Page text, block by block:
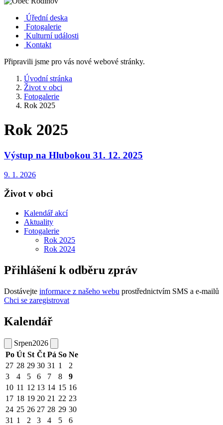
Úřední deska
Fotogalerie
Kulturní události
Kontakt
Připravili jsme pro vás nové webové stránky.
Úvodní stránka
Život v obci
Fotogalerie
Rok 2025
Rok 2025
Výstup na Hlubokou 31. 12. 2025
9. 1. 2026
Život v obci
Kalendář akcí
Aktuality
Fotogalerie
Rok 2025
Rok 2024
Přihlášení k odběru zpráv
Dostávejte informace z našeho webu prostřednictvím SMS a e-mailů
Chci se zaregistrovat
Kalendář
Srpen2026
Po Út St Čt Pá So Ne
27 28 29 30 31 1
2
3
4 5 6 7 8
9
10 11 12 13 14 15 16
17 18 19 20 21 22 23
24 25 26 27 28 29 30
31 1 2 3 4 5 6